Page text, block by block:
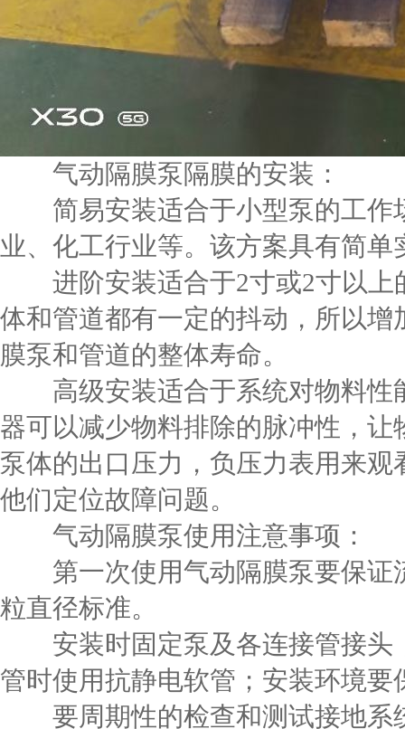
气动隔膜泵隔膜的安装：
简易安装适合于小型泵的工作
业、化工行业等。该方案具有简单
进阶安装适合于2寸或2寸以上
体和管道都有一定的抖动，所以
膜泵和管道的整体寿命。
高级安装适合于系统对物料性
器可以减少物料排除的脉冲性，
泵体的出口压力，负压力表用来
他们定位故障问题。
气动隔膜泵使用注意事项：
第一次使用气动隔膜泵要保证
粒直径标准。
安装时固定泵及各连接管接头
管时使用抗静电软管；安装环境
要周期性的检查和测试接地系